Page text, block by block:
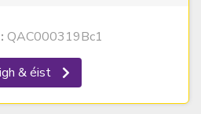
: QAC000319Bc1
& éist